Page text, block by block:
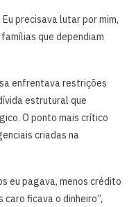
precisava lutar por mim,
que dependiam
enfrentava restrições
estrutural que
O ponto mais crítico
criadas na
eu pagava, menos crédito
caro ficava o dinheiro”,